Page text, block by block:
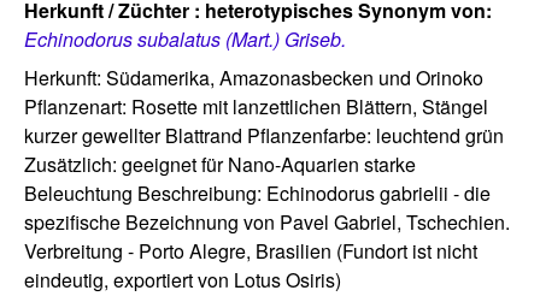
Herkunft / Züchter : heterotypisches Synonym von:
Echinodorus subalatus (Mart.) Griseb.
Herkunft: Südamerika, Amazonasbecken und Orinoko
Pflanzenart: Rosette mit lanzettlichen Blättern, Stängel
kurzer gewellter Blattrand Pflanzenfarbe: leuchtend grün
Zusätzlich: geeignet für Nano-Aquarien starke
Beleuchtung Beschreibung: Echinodorus gabrielii - die
spezifische Bezeichnung von Pavel Gabriel, Tschechien.
Verbreitung - Porto Alegre, Brasilien (Fundort ist nicht
eindeutig, exportiert von Lotus Osiris)